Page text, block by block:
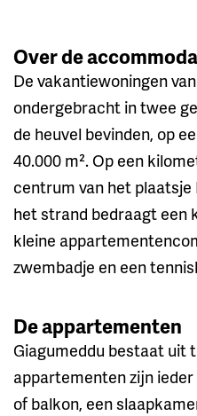
Over de
De vakantiewoningen
ondergebracht in twee
de heuvel bevinden, op
40.000 m². Op een
centrum van het plaatsje
het strand bedraagt een
kleine
zwembadje en een
De appartementen
Giagumeddu bestaat uit
appartementen zijn
of balkon, een